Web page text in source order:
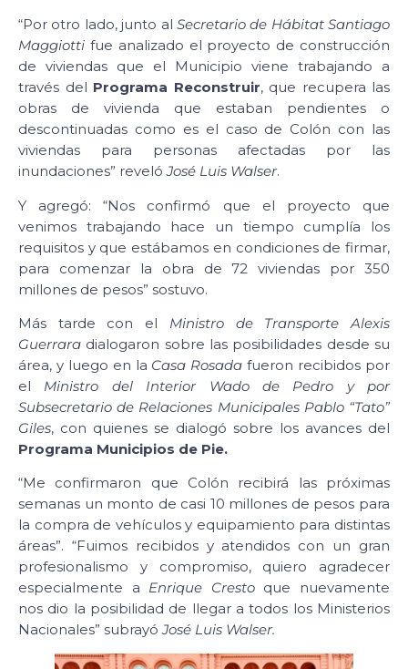
“Por otro lado, junto al Secretario de Hábitat Santiago
Maggiotti fue analizado el proyecto de construcción
de viviendas que el Municipio viene trabajando a
través del Programa Reconstruir, que recupera las
obras de vivienda que estaban pendientes o
descontinuadas como es el caso de Colón con las
viviendas para personas afectadas por las
inundaciones” revelóJosé Luis Walser.
Y agregó: “Nos confirmó que el proyecto que
venimos trabajando hace un tiempo cumplía los
requisitos y que estábamos en condiciones de firmar,
para comenzar la obra de 72 viviendas por 350
millones de pesos” sostuvo.
Más tarde con el Ministro de Transporte Alexis
Guerrara dialogaron sobre las posibilidades desde su
área, y luego en la Casa Rosada fueron recibidos por
el Ministro del Interior Wado de Pedro y por
Subsecretario de Relaciones Municipales Pablo “Tato”
Giles, con quienes se dialogó sobre los avances del
Programa Municipios de Pie.
“Me confirmaron que Colón recibirá las próximas
semanas un monto de casi 10 millones de pesos para
la compra de vehículos y equipamiento para distintas
áreas”. “Fuimos recibidos y atendidos con un gran
profesionalismo y compromiso, quiero agradecer
especialmente a Enrique Crestoque nuevamente
nos dio la posibilidad de llegar a todos los Ministerios
Nacionales” subrayóJosé Luis Walser.